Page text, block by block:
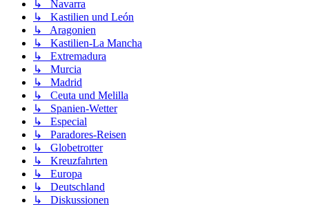
↳ Navarra
↳ Kastilien und León
↳ Aragonien
↳ Kastilien-La Mancha
↳ Extremadura
↳ Murcia
↳ Madrid
↳ Ceuta und Melilla
↳ Spanien-Wetter
↳ Especial
↳ Paradores-Reisen
↳ Globetrotter
↳ Kreuzfahrten
↳ Europa
↳ Deutschland
↳ Diskussionen